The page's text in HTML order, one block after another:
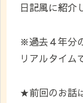
日記風に紹介
※過去４年分
リアルタイム
★前回のお話